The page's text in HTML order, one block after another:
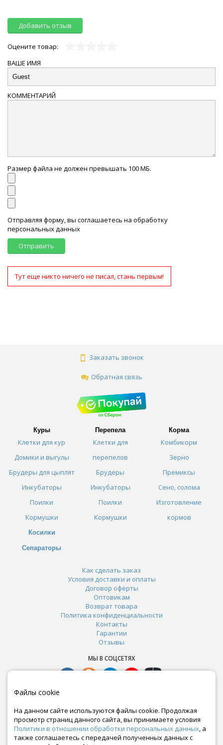
Добавить отзыв
Оцените товар:
ВАШЕ ИМЯ
КОММЕНТАРИЙ
Размер файла не должен превышать 100 МБ.
Отправляя форму, вы соглашаетесь на обработку
персональных данных
Отправить
Тут еще никто ничего не писал, стань первым!
Заказать звонок
Обратная связь
Куры
Клетки для кур
Домики и выгулы
Брудеры для цыплят
Инкубаторы
Поилки
Кормушки
Косилки
Сепараторы
Перепела
Клетки для
перепелов
Брудеры
Инкубаторы
Поилки
Кормушки
Корма
Комбикорм
Зерно
Премиксы
Сено, солома
Изготовление
кормов
Как сделать заказ
Условия доставки и оплаты
Договор оферты
Оптовикам
Возврат товара
Политика конфиденциальности
Контакты
Гарантии
Отзывы
МЫ В СОЦСЕТЯХ
Файлы cookie
На данном сайте используются файлы cookie. Продолжая
просмотр страниц данного сайта, вы принимаете условия
Политики в отношении обработки персональных данных, а
также соглашаетесь с передачей полученных данных с